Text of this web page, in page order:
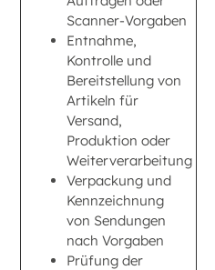
Scanner-Vorgaben
Entnahme,
Kontrolle und
Bereitstellung von
Artikeln für
Versand,
Produktion oder
Weiterverarbeitung
Verpackung und
Kennzeichnung
von Sendungen
nach Vorgaben
Prüfung der